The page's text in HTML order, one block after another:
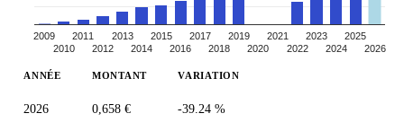
2009
2010
2011
2012
2013
2014
2015
2016
2017
2018
2019
2020
2021
2022
2023
2024
2025
2026
ANNÉE MONTANT VARIATION
2026 0,658 € -39.24 %